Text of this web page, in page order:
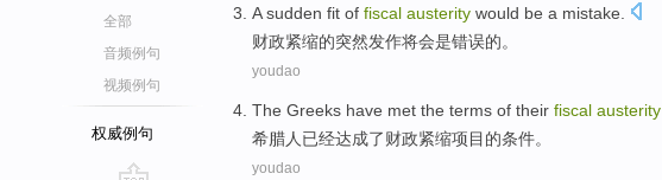
全部
音频例句
视频例句
权威例句
Asudden fit of fiscal austerity would be a mistake
财政紧缩的突然发作将会是错误的。
youdao
The Greeks have met the terms of their fiscal austerity
希腊人已经达成了财政紧缩项目 的条件。
youdao